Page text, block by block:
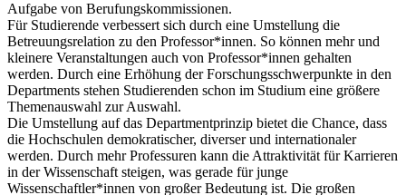
Aufgabe von Berufungskommissionen.
Für Studierende verbessert sich durch eine Umstellung die
Betreuungsrelation zu den Professor*innen. So können mehr und
kleinere Veranstaltungen auch von Professor*innen gehalten
werden. Durch eine Erhöhung der Forschungsschwerpunkte in den
Departments stehen Studierenden schon im Studium eine größere
Themenauswahl zur Auswahl.
Die Umstellung auf das Departmentprinzip bietet die Chance, dass
die Hochschulen demokratischer, diverser und internationaler
werden. Durch mehr Professuren kann die Attraktivität für Karrieren
in der Wissenschaft steigen, was gerade für junge
Wissenschaftler*innen von großer Bedeutung ist. Die großen